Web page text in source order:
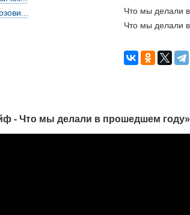
Что мы делали
Что мы делали
- Что мы делали в прошедшем году»